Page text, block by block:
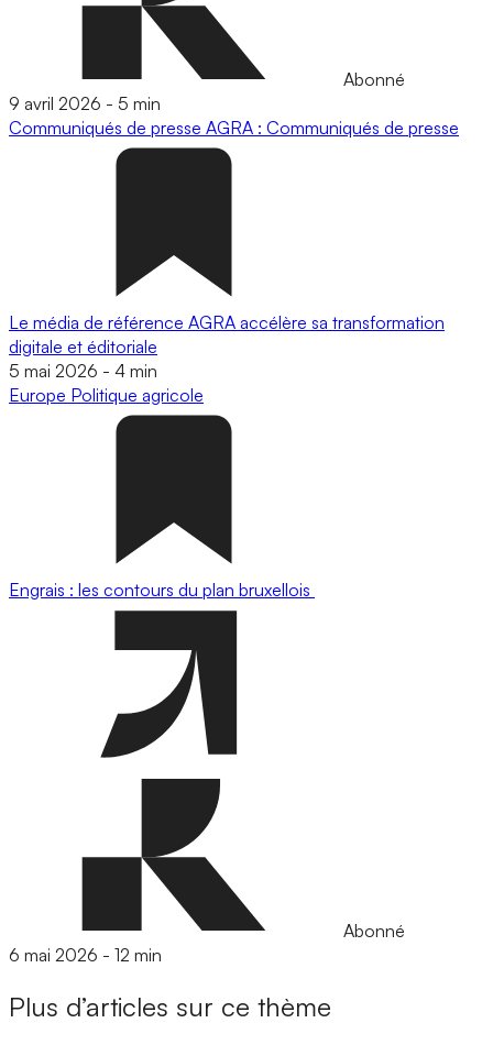
Abonné
9 avril 2026 - 5 min
Communiqués de presse AGRA : Communiqués de presse
Le média de référence AGRA accélère sa transformation
digitale et éditoriale
5 mai 2026 - 4 min
Europe Politique agricole
Engrais : les contours du plan bruxellois
Abonné
6 mai 2026 - 12 min
Plus d’articles sur ce thème